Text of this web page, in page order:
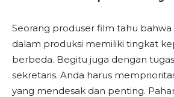
Seorang produser film tahu
dalam produksi memiliki tingkat
berbeda. Begitu juga dengan
sekretaris. Anda harus
yang mendesak dan penting.